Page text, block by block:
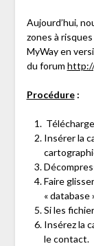
Aujourd’hui,
zones à
MyWay en
du forum
Procédure:
Insérer la
Faire
« database
Si les
Insérez la
le contact.